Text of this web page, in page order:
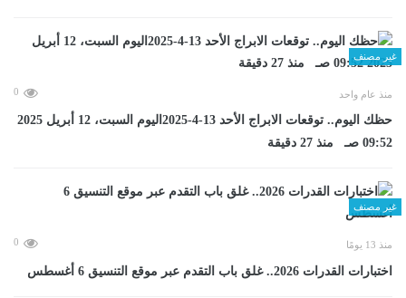
غير مصنف
منذ عام واحد 0
حظك اليوم.. توقعات الابراج الأحد 13-4-2025اليوم السبت، 12 أبريل 2025
09:52 صـ منذ 27 دقيقة
غير مصنف
منذ 13 يومًا 0
اختبارات القدرات 2026.. غلق باب التقدم عبر موقع التنسيق 6 أغسطس